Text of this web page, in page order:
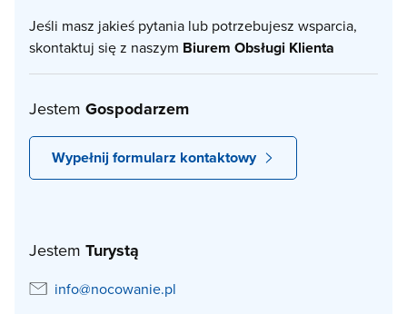
Jeśli masz jakieś pytania lub potrzebujesz wsparcia,
skontaktuj się z naszym Biurem Obsługi Klienta
Jestem Gospodarzem
Wypełnij formularz kontaktowy
Jestem Turystą
info@nocowanie.pl